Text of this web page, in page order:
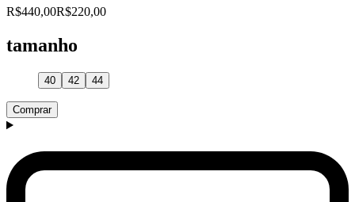
R$440,00R$220,00
tamanho
40 42 44
Comprar